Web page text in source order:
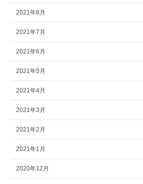
2021年8月
2021年7月
2021年6月
2021年5月
2021年4月
2021年3月
2021年2月
2021年1月
2020年12月